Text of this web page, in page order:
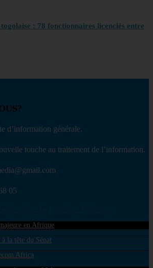
: 78 fonctionnaires licenciés entre
d’information générale.
touche au traitement de l’information.
05
en Afrique
la tête du Sénat
Africa